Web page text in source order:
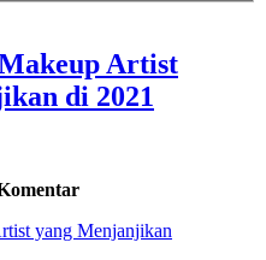
Artist
di 2021